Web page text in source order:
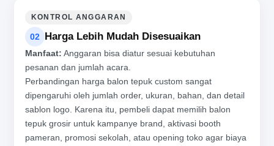
KONTROL ANGGARAN
02 Harga Lebih Mudah Disesuaikan
Manfaat: Anggaran bisa diatur sesuai kebutuhan
pesanan dan jumlah acara.
Perbandingan harga balon tepuk custom sangat
dipengaruhi oleh jumlah order, ukuran, bahan, dan detail
sablon logo. Karena itu, pembeli dapat memilih balon
tepuk grosir untuk kampanye brand, aktivasi booth
pameran, promosi sekolah, atau opening toko agar biaya